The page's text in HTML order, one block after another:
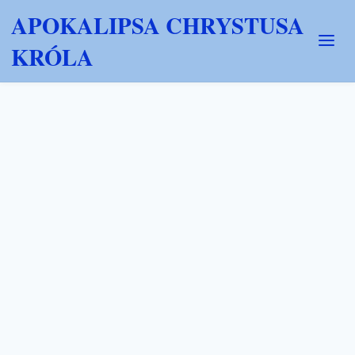
APOKALIPSA CHRYSTUSA
KRÓLA